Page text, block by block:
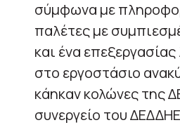
σύμφωνα με
παλέτες με
και ένα
στο εργοστάσιο
κάηκαν κολώνες της
συνεργείο του